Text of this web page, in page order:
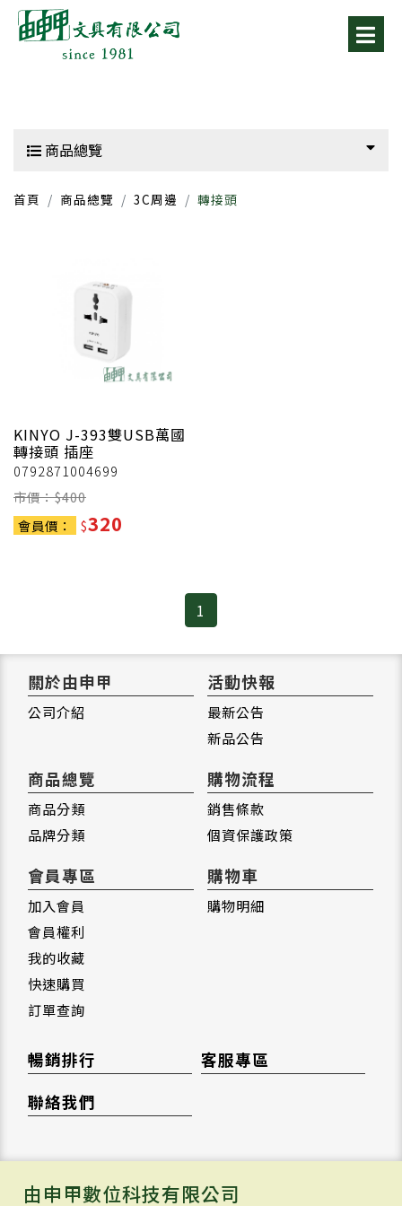
商品總覽
首頁 商品總覽 3C周邊 轉接頭
KINYO J-393雙USB萬國
轉接頭 插座
0792871004699
市價：$400
會員價：
$320
1
關於由申甲
公司介紹
活動快報
最新公告
新品公告
商品總覽
商品分類
品牌分類
購物流程
銷售條款
個資保護政策
會員專區
加入會員
會員權利
我的收藏
快速購買
訂單查詢
購物車
購物明細
暢銷排行
客服專區
聯絡我們
由申甲數位科技有限公司